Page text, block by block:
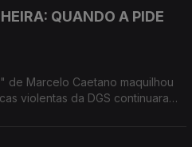
QUANDO A PIDE
de Marcelo Caetano maquilhou
violentas da DGS continuaram